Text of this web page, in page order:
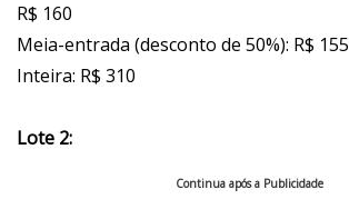
R$ 160
Meia-entrada (desconto de 50%): R$ 155
Inteira: R$ 310
Lote 2:
Continua após a Publicidade